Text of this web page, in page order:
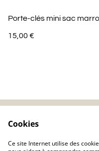
Porte-clés mini sac
15,00 €
confidentialité
Cookies
Ce site Internet utilise des